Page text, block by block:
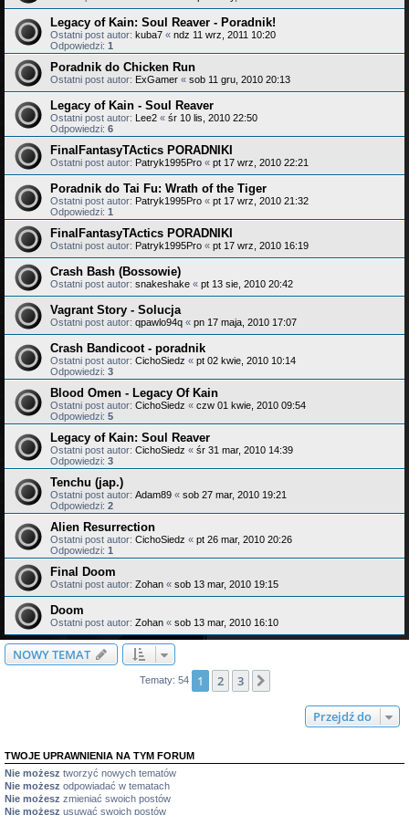
Legacy of Kain: Soul Reaver - Poradnik!
Ostatni post autor: kuba7 « ndz 11 wrz, 2011 10:20
Odpowiedzi: 1
Poradnik do Chicken Run
Ostatni post autor: ExGamer « sob 11 gru, 2010 20:13
Legacy of Kain - Soul Reaver
Ostatni post autor: Lee2 « śr 10 lis, 2010 22:50
Odpowiedzi: 6
FinalFantasyTActics PORADNIKI
Ostatni post autor: Patryk1995Pro « pt 17 wrz, 2010 22:21
Poradnik do Tai Fu: Wrath of the Tiger
Ostatni post autor: Patryk1995Pro « pt 17 wrz, 2010 21:32
Odpowiedzi: 1
FinalFantasyTActics PORADNIKI
Ostatni post autor: Patryk1995Pro « pt 17 wrz, 2010 16:19
Crash Bash (Bossowie)
Ostatni post autor: snakeshake « pt 13 sie, 2010 20:42
Vagrant Story - Solucja
Ostatni post autor: qpawlo94q « pn 17 maja, 2010 17:07
Crash Bandicoot - poradnik
Ostatni post autor: CichoSiedz « pt 02 kwie, 2010 10:14
Odpowiedzi: 3
Blood Omen - Legacy Of Kain
Ostatni post autor: CichoSiedz « czw 01 kwie, 2010 09:54
Odpowiedzi: 5
Legacy of Kain: Soul Reaver
Ostatni post autor: CichoSiedz « śr 31 mar, 2010 14:39
Odpowiedzi: 3
Tenchu (jap.)
Ostatni post autor: Adam89 « sob 27 mar, 2010 19:21
Odpowiedzi: 2
Alien Resurrection
Ostatni post autor: CichoSiedz « pt 26 mar, 2010 20:26
Odpowiedzi: 1
Final Doom
Ostatni post autor: Zohan « sob 13 mar, 2010 19:15
Doom
Ostatni post autor: Zohan « sob 13 mar, 2010 16:10
NOWY TEMAT
Tematy: 54 1 2 3
Przejdź do
TWOJE UPRAWNIENIA NA TYM FORUM
Nie możesz tworzyć nowych tematów
Nie możesz odpowiadać w tematach
Nie możesz zmieniać swoich postów
Nie możesz usuwać swoich postów